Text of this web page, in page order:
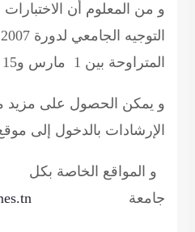
و من المعلوم أن
المتراوحة بين 1 مارس و15 أفر يل 2007
و يمكن الحصول على مزيد
الإرشادات بالدخول إلى
و المواقع الخاصة بكل
جامعة